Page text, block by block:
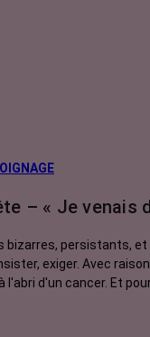
– « Je venais
bizarres, persistants,
exiger. Avec
d'un cancer. Et